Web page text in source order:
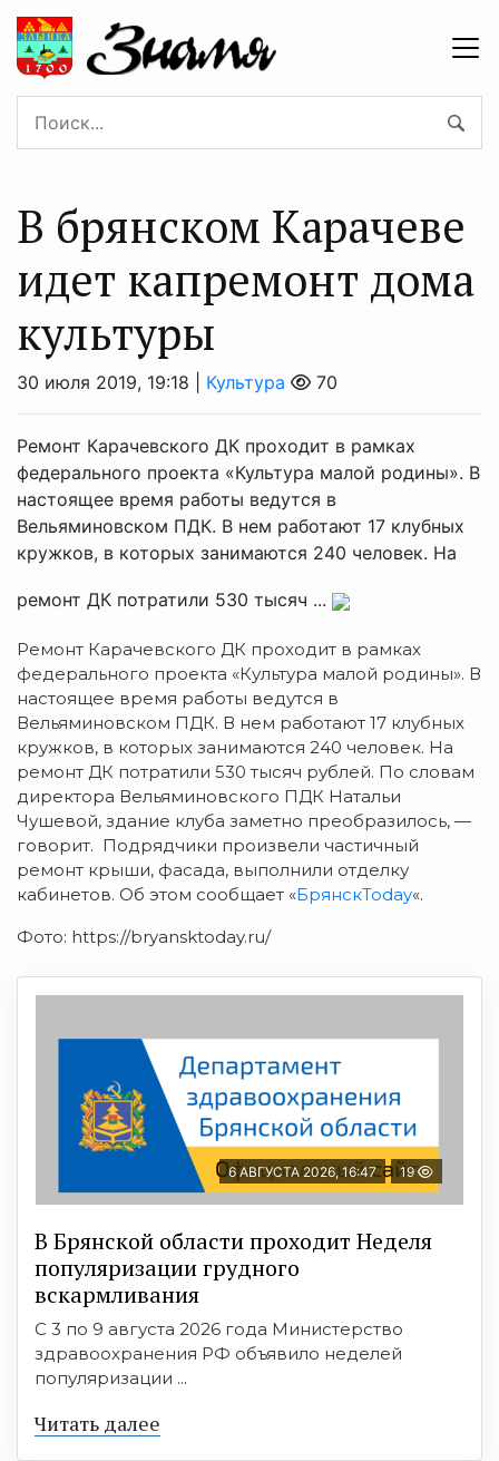
В брянском Карачеве
идет капремонт дома
культуры
30 июля 2019, 19:18 | Культура 70
Ремонт Карачевского ДК проходит в рамках
федерального проекта «Культура малой родины». В
настоящее время работы ведутся в
Вельяминовском ПДК. В нем работают 17 клубных
кружков, в которых занимаются 240 человек. На
ремонт ДК потратили 530 тысяч ...
Ремонт Карачевского ДК проходит в рамках
федерального проекта «Культура малой родины». В
настоящее время работы ведутся в
Вельяминовском ПДК. В нем работают 17 клубных
кружков, в которых занимаются 240 человек. На
ремонт ДК потратили 530 тысяч рублей. По словам
директора Вельяминовского ПДК Натальи
Чушевой, здание клуба заметно преобразилось, —
говорит. Подрядчики произвели частичный
ремонт крыши, фасада, выполнили отделку
кабинетов. Об этом сообщает «БрянскToday«.
Фото: https://bryansktoday.ru/
6 АВГУСТА 2026, 16:47 19
В Брянской области проходит Неделя
популяризации грудного
вскармливания
С 3 по 9 августа 2026 года Министерство
здравоохранения РФ объявило неделей
популяризации ...
Читать далее